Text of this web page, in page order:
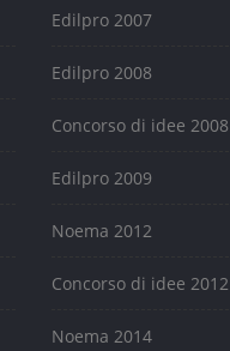
Edilpro 2007
Edilpro 2008
Concorso di idee 2008
Edilpro 2009
Noema 2012
Concorso di idee 2012
Noema 2014